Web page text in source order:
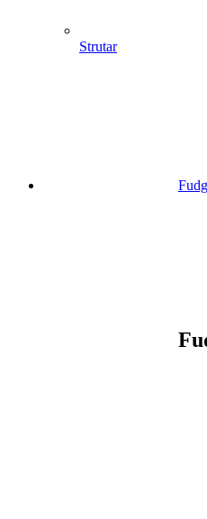
Strutar